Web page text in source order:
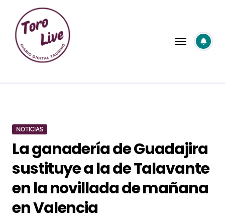
contenido
NOTICIAS
La ganadería de Guadajira
sustituye a la de Talavante
en la novillada de mañana
en Valencia